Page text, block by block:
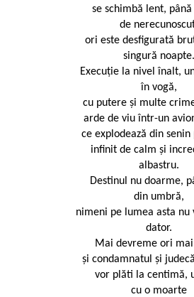
se schimbă lent,
de
ori este desfigurată
singură noapte.
Execuție la nivel înalt,
în vogă,
cu putere și multe
arde de viu într-un
ce explodează din senin
infinit de calm și
albastru.
Destinul nu doarme,
din umbră,
nimeni pe lumea asta nu
dator.
Mai devreme ori
și condamnatul și
vor plăti la centimă,
cu o moarte